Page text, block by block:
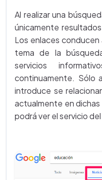
Al realizar una
únicamente
Los enlaces
tema de la
servicios
continuamente. Sólo
introduce se
actualmente en dichas
podrá ver el servicio